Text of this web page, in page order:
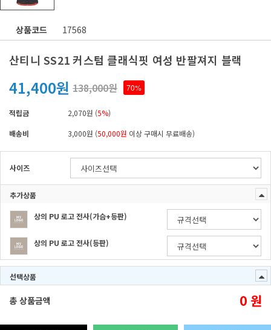
상품코드 17568
산티니 SS21 커스텀 클래식핏 여성 반팔져지 블랙
41,400원 138,000원 70%
적립금 2,070원 (5%)
배송비
3,000원 (50,000원 이상 구매시 무료배송)
사이즈
추가상품
상의 PU 로고 전사(가슴+등판)
상의 PU 로고 전사(등판)
선택상품
총 상품금액 0 원